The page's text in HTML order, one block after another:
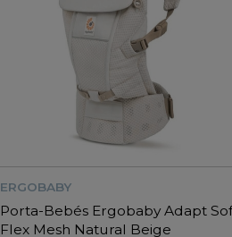
ERGOBABY
Porta-Bebés Ergobaby Adapt
Flex Mesh Natural Beige